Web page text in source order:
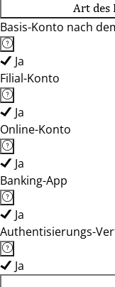
Art des
Basis-Konto nach
Ja
Filial-Konto
Ja
Online-Konto
Ja
Banking-App
Ja
Authentisierungs-
Ja